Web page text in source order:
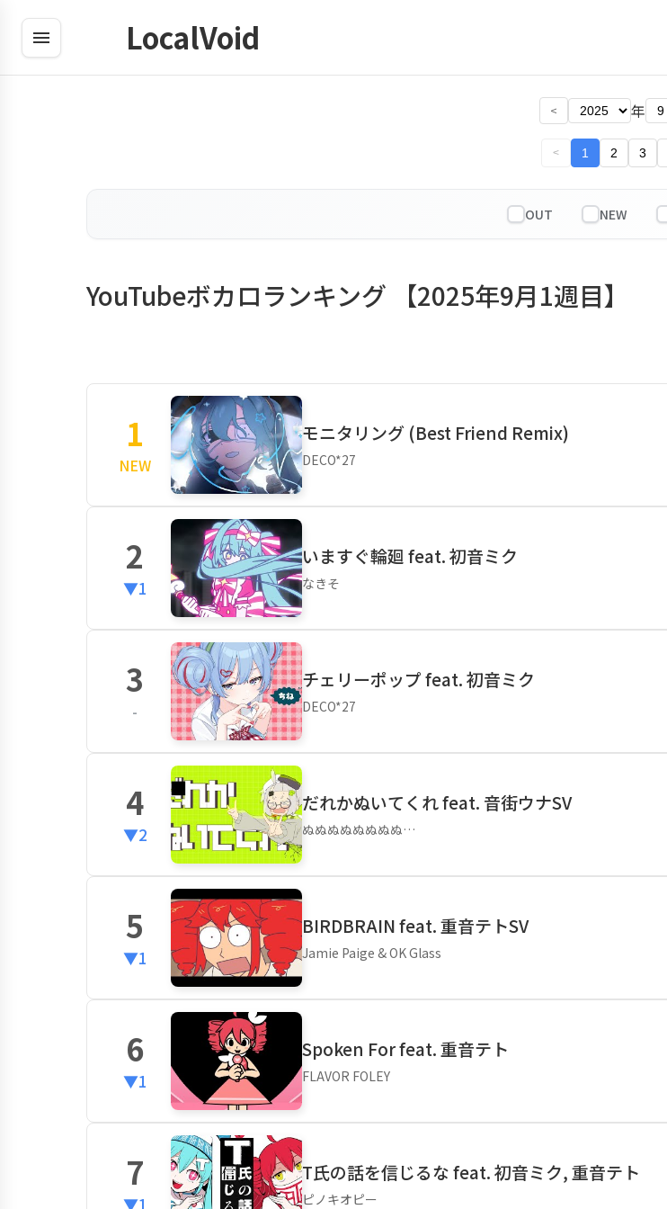
LocalVoid
< 年
< 1 2 3
OUT NEW
YouTubeボカロランキング 【2025年9月1週目】
1
NEW
モニタリング (Best Friend Remix)
DECO*27
2
▼1
いますぐ輪廻 feat. 初音ミク
なきそ
3
-
チェリーポップ feat. 初音ミク
DECO*27
4
▼2
だれかぬいてくれ feat. 音街ウナSV
ぬぬぬぬぬぬぬぬ…
5
▼1
BIRDBRAIN feat. 重音テトSV
Jamie Paige & OK Glass
6
▼1
Spoken For feat. 重音テト
FLAVOR FOLEY
7
▼1
T氏の話を信じるな feat. 初音ミク, 重音テト
ピノキオピー